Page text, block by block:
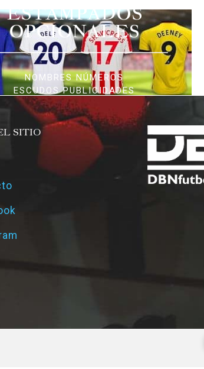
ESTAMPADOS
OPCIONALES
NOMBRES NÚMEROS
ESCUDOS PUBLICIDADES
SITIO